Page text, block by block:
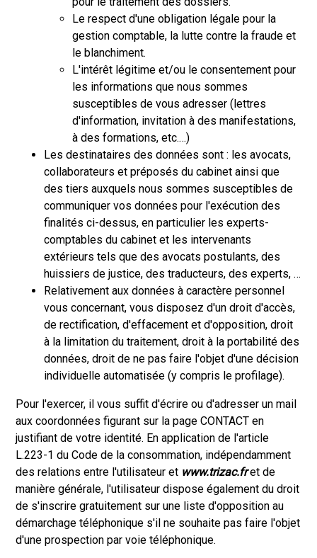
Le respect d'une obligation légale pour la
gestion comptable, la lutte contre la fraude et
le blanchiment.
L'intérêt légitime et/ou le consentement pour
les informations que nous sommes
susceptibles de vous adresser (lettres
d'information, invitation à des manifestations,
à des formations, etc.…)
Les destinataires des données sont : les avocats,
collaborateurs et préposés du cabinet ainsi que
des tiers auxquels nous sommes susceptibles de
communiquer vos données pour l'exécution des
finalités ci-dessus, en particulier les experts-
comptables du cabinet et les intervenants
extérieurs tels que des avocats postulants, des
huissiers de justice, des traducteurs, des experts, …
Relativement aux données à caractère personnel
vous concernant, vous disposez d'un droit d'accès,
de rectification, d'effacement et d'opposition, droit
à la limitation du traitement, droit à la portabilité des
données, droit de ne pas faire l'objet d'une décision
individuelle automatisée (y compris le profilage).
Pour l'exercer, il vous suffit d'écrire ou d'adresser un mail
aux coordonnées figurant sur la page CONTACT en
justifiant de votre identité. En application de l'article
L.223-1 du Code de la consommation, indépendamment
des relations entre l'utilisateur et www.trizac.fret de
manière générale, l'utilisateur dispose également du droit
de s'inscrire gratuitement sur une liste d'opposition au
démarchage téléphonique s'il ne souhaite pas faire l'objet
d'une prospection par voie téléphonique.